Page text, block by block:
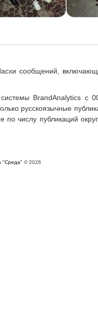
сообщений,
BrandAnalytics с
русскоязычные
числу публикаций
"Среда" © 2026